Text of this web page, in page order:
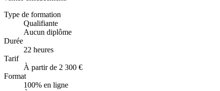
Type de formation
Qualifiante
Aucun diplôme
Durée
22 heures
Tarif
À partir de 2 300 €
Format
100% en ligne